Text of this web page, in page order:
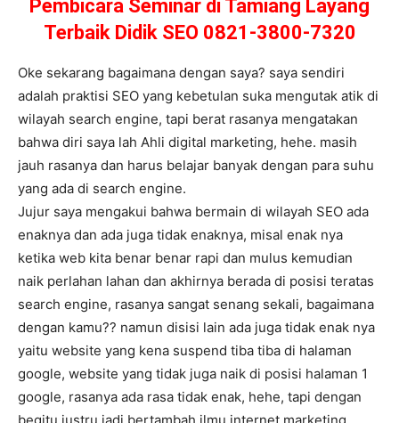
Pembicara Seminar di Tamiang Layang
Terbaik Didik SEO 0821-3800-7320
Oke sekarang bagaimana dengan saya? saya sendiri
adalah praktisi SEO yang kebetulan suka mengutak atik di
wilayah search engine, tapi berat rasanya mengatakan
bahwa diri saya lah Ahli digital marketing, hehe. masih
jauh rasanya dan harus belajar banyak dengan para suhu
yang ada di search engine.
Jujur saya mengakui bahwa bermain di wilayah SEO ada
enaknya dan ada juga tidak enaknya, misal enak nya
ketika web kita benar benar rapi dan mulus kemudian
naik perlahan lahan dan akhirnya berada di posisi teratas
search engine, rasanya sangat senang sekali, bagaimana
dengan kamu?? namun disisi lain ada juga tidak enak nya
yaitu website yang kena suspend tiba tiba di halaman
google, website yang tidak juga naik di posisi halaman 1
google, rasanya ada rasa tidak enak, hehe, tapi dengan